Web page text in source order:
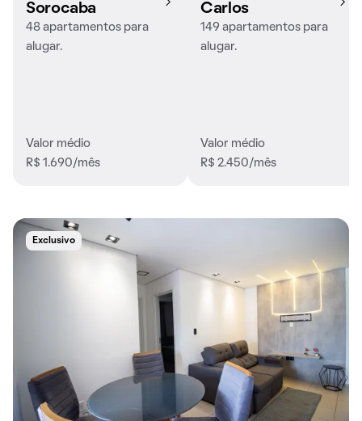
Sorocaba
48 apartamentos para
alugar.
Valor médio
R$ 1.690/mês
Carlos
149 apartamentos para
alugar.
Valor médio
R$ 2.450/mês
Exclusivo